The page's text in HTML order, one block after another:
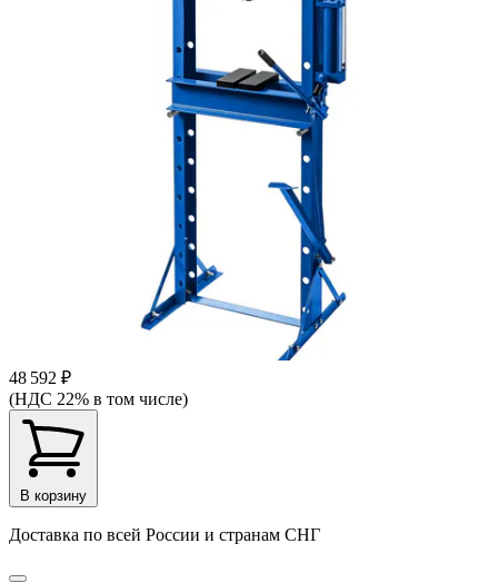
48 592 ₽
(НДС 22% в том числе)
В корзину
Доставка по всей России и странам СНГ